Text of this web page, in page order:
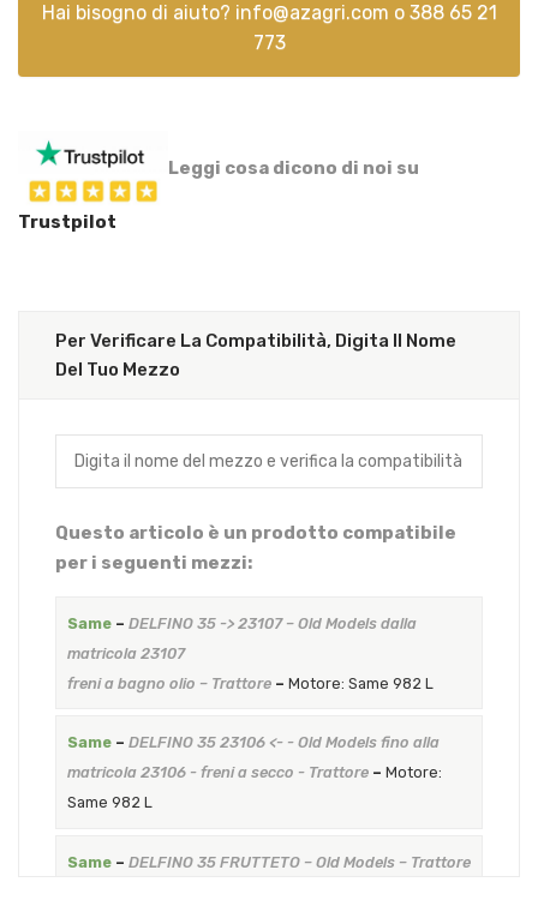
Hai bisogno di aiuto? info@azagri.com o 388 65 21
773
Leggi cosa dicono di noi su
Trustpilot
Per Verificare La Compatibilità, Digita Il Nome
Del Tuo Mezzo
Questo articolo è un prodotto compatibile
per i seguenti mezzi:
Same– DELFINO 35 -> 23107 – Old Models dalla
matricola 23107
freni a bagno olio – Trattore– Motore: Same 982 L
Same– DELFINO 35 23106 <- - Old Models fino alla
matricola 23106 - freni a secco - Trattore– Motore:
Same 982 L
Same– DELFINO 35 FRUTTETO – Old Models – Trattore